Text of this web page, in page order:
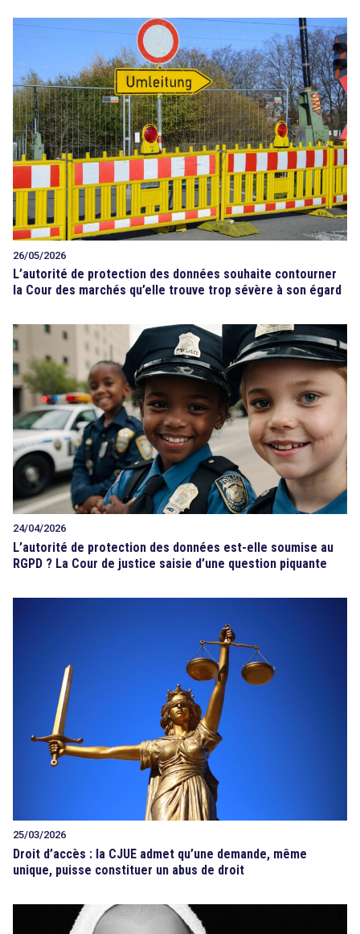
26/05/2026
L’autorité de protection des données souhaite contourner
la Cour des marchés qu’elle trouve trop sévère à son égard
24/04/2026
L’autorité de protection des données est-elle soumise au
RGPD ? La Cour de justice saisie d’une question piquante
25/03/2026
Droit d’accès : la CJUE admet qu’une demande, même
unique, puisse constituer un abus de droit